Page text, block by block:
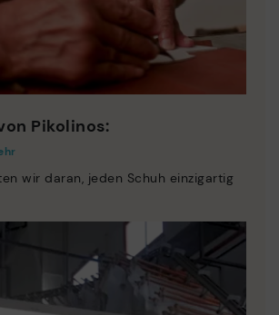
Pikolinos:
wir daran, jeden Schuh einzigartig